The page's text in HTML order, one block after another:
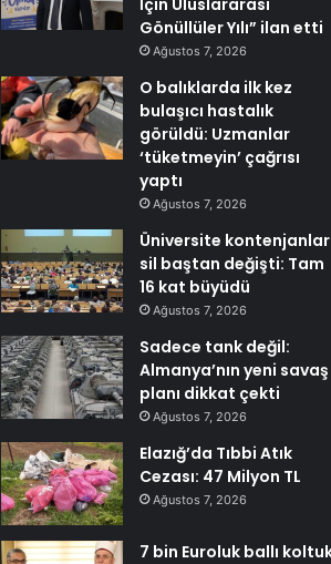
İçin Uluslararası
Gönüllüler Yılı” ilan etti
Ağustos 7, 2026
O balıklarda ilk kez
bulaşıcı hastalık
görüldü: Uzmanlar
‘tüketmeyin’ çağrısı
yaptı
Ağustos 7, 2026
Üniversite
sil baştan değişti: Tam
16 kat büyüdü
Ağustos 7, 2026
Sadece tank değil:
Almanya’nın yeni savaş
planı dikkat çekti
Ağustos 7, 2026
Elazığ’da Tıbbi Atık
Cezası: 47 Milyon TL
Ağustos 7, 2026
7 bin Euroluk ballı